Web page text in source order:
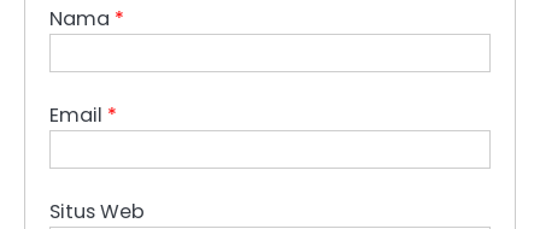
Nama *
Email *
Situs Web